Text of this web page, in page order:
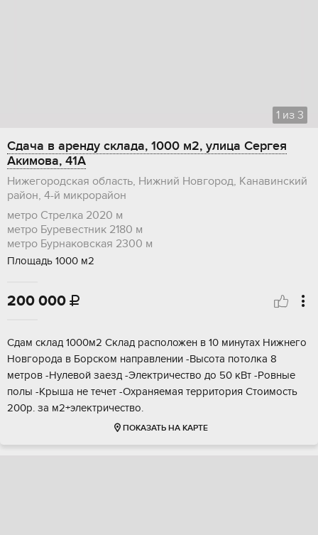
1 из 3
Сдача в аренду склада, 1000 м2, улица Сергея
Акимова, 41А
Нижегородская область, Нижний Новгород, Канавинский
район, 4-й микрорайон
метро Стрелка 2020 м
метро Буревестник 2180 м
метро Бурнаковская 2300 м
Площадь 1000 м2
200 000 
Сдам склад 1000м2 Склад расположен в 10 минутах Нижнего
Новгорода в Борском направлении -Высота потолка 8
метров -Нулевой заезд -Электричество до 50 кВт -Ровные
полы -Крыша не течет -Охраняемая территория Стоимость
200р. за м2+электричество.
ПОКАЗАТЬ НА КАРТЕ